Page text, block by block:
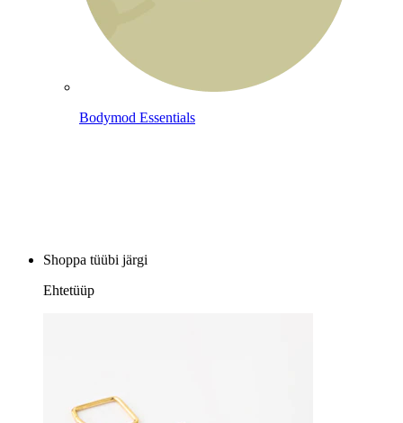
Bodymod Essentials
Shoppa tüübi järgi
Ehtetüüp